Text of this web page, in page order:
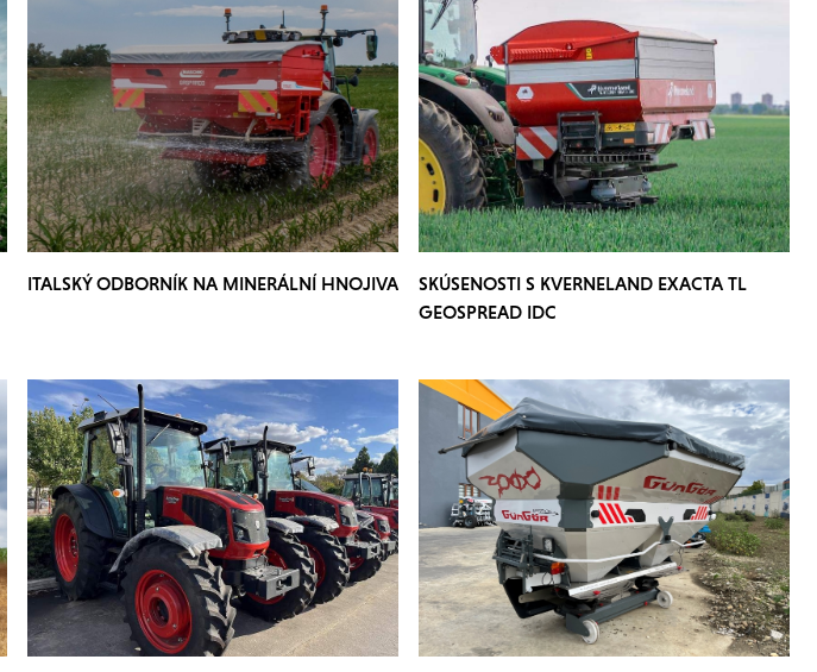
ITALSKÝ ODBORNÍK NA MINERÁLNÍ HNOJIVA
SKÚSENOSTI S KVERNELAND EXACTA TL
GEOSPREAD IDC